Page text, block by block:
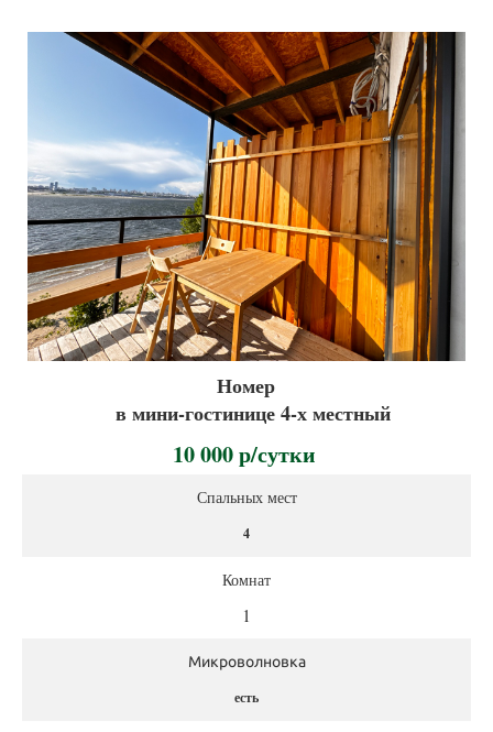
Номер
в мини-гостинице 4-х местный
10 000 р/сутки
Спальных мест
4
Комнат
1
Микроволновка
есть